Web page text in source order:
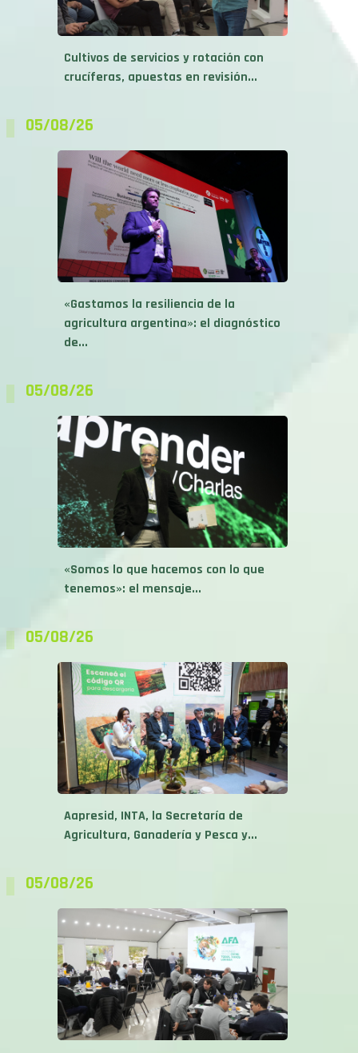
Cultivos de servicios y rotación con
crucíferas, apuestas en revisión...
05/08/26
«Gastamos la resiliencia de la
agricultura argentina»: el diagnóstico
de...
05/08/26
«Somos lo que hacemos con lo que
tenemos»: el mensaje...
05/08/26
Aapresid, INTA, la Secretaría de
Agricultura, Ganadería y Pesca y...
05/08/26